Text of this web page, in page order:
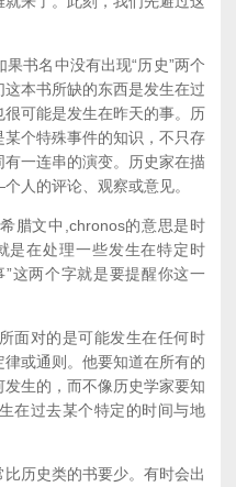
书名中没有出现“历史”两个
本书所缺的东西是发生在过
可能是发生在昨天的事。历
个特殊事件的知识，不只存
一连串的演变。历史家在描
人的评论、观察或意见。
腊文中,chronos的意思是时
是在处理一些发生在特定时
这两个字就是要提醒你这一
面对的是可能发生在任何时
或通则。他要知道在所有的
生的，而不像历史学家要知
在过去某个特定的时间与地
历史类的书要少。有时会出